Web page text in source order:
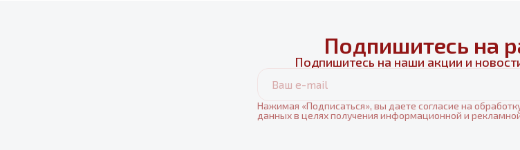
Подпишитесь на
Подпишитесь на наши акции и
Нажимая «Подписаться», вы даете согласие на
данных в целях получения информационной и